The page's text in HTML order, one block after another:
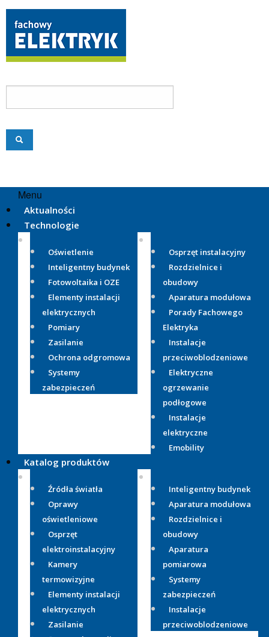
Menu
Aktualności
Technologie
Oświetlenie
Inteligentny budynek
Fotowoltaika i OZE
Elementy instalacji
elektrycznych
Pomiary
Zasilanie
Ochrona odgromowa
Systemy
zabezpieczeń
Osprzęt instalacyjny
Rozdzielnice i
obudowy
Aparatura modułowa
Porady Fachowego
Elektryka
Instalacje
przeciwoblodzeniowe
Elektryczne
ogrzewanie
podłogowe
Instalacje
elektryczne
Emobility
Katalog produktów
Źródła światła
Oprawy
oświetleniowe
Osprzęt
elektroinstalacyjny
Kamery
termowizyjne
Elementy instalacji
elektrycznych
Zasilanie
Inteligentny budynek
Aparatura modułowa
Rozdzielnice i
obudowy
Aparatura
pomiarowa
Systemy
zabezpieczeń
Instalacje
przeciwoblodzeniowe